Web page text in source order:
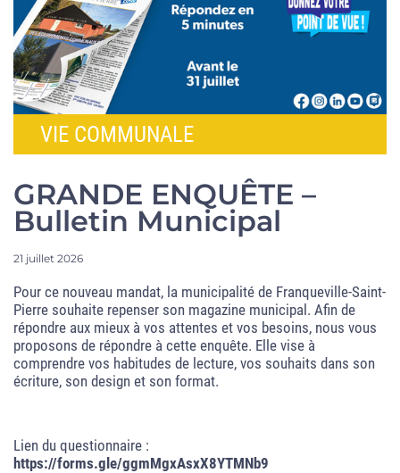
VIE COMMUNALE
GRANDE ENQUÊTE –
Bulletin Municipal
21 juillet 2026
Pour ce nouveau mandat, la municipalité de Franqueville-Saint-
Pierre souhaite repenser son magazine municipal. Afin de
répondre aux mieux à vos attentes et vos besoins, nous vous
proposons de répondre à cette enquête. Elle vise à
comprendre vos habitudes de lecture, vos souhaits dans son
écriture, son design et son format.
Lien du questionnaire :
https://forms.gle/ggmMgxAsxX8YTMNb9